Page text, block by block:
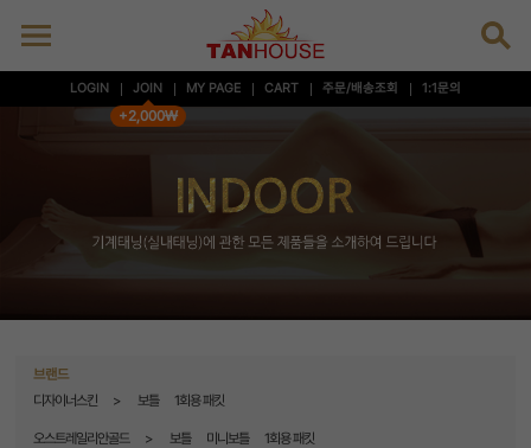
LOGIN JOIN
+2,000₩
MY PAGE CART 주문/배송조회 1:1문의
브랜드
디자이너스킨
보틀 1회용 패킷
오스트레일리안골드 보틀 미니보틀 1회용 패킷